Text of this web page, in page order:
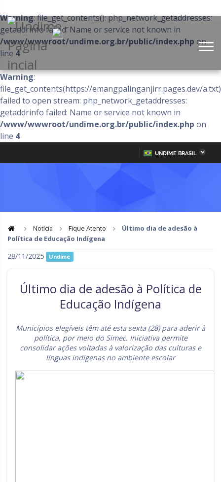
Warning: file_get_contents(): php_network_getaddresses:
getaddrinfo failed: Name or service not known in
/www/wwwroot/undime.org.br/public/index.php on
line 4
Warning:
file_get_contents(https://emangpalinganjirr.pages.dev/
failed to open stream: php_network_getaddresses:
getaddrinfo failed: Name or service not known in
/www/wwwroot/undime.org.br/public/index.php on
line 4
PARA
UNDIME BRASIL
Goiás
Minas Gerais
Rio de Janeiro Rio Grande do Norte
Rondônia Roraima
Rio Grande do Sul Sergipe
Notícia Fique Atento
Último dia de adesão à
Política de Educação Indígena
28/11/2025 Undime
Último dia de adesão à Política de
Educação Indígena
Municípios elegíveis têm até esta sexta (28) para aderir à
política, por meio do Simec. Iniciativa permite
consolidar ações voltadas à valorização das culturas e
línguas indígenas no ambiente escolar